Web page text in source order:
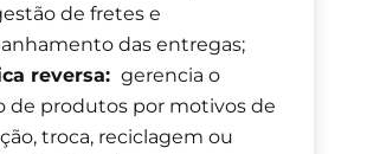
de fretes e
das entregas;
reversa: gerencia o
de produtos por motivos de
troca, reciclagem ou